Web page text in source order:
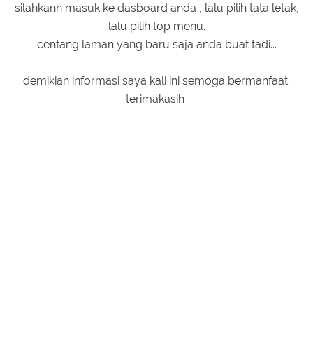
silahkann masuk ke dasboard anda , lalu pilih tata letak,
lalu pilih top menu.
centang laman yang baru saja anda buat tadi...
demikian informasi saya kali ini semoga bermanfaat.
terimakasih